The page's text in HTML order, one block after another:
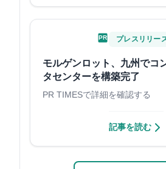
PR プレスリリー
モルゲンロット、九州でコ
タセンターを構築完了
PR TIMESで詳細を確認する
記事を読む